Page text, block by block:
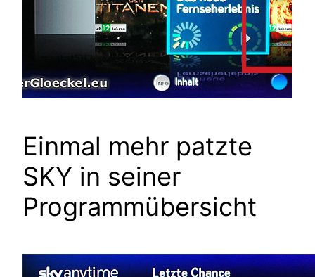
Einmal mehr patzte
SKY in seiner
Programmübersicht